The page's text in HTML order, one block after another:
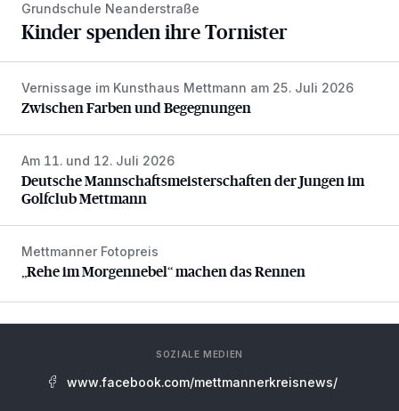
Grundschule Neanderstraße
Kinder spenden ihre Tornister
Zwischen Farben und Begegnungen
Vernissage im Kunsthaus Mettmann am 25. Juli 2026
Zwischen Farben und Begegnungen
Deutsche Mannschaftsmeisterschaften der Jungen im
Am 11. und 12. Juli 2026
Deutsche Mannschaftsmeisterschaften der Jungen im
Golfclub Mettmann
„Rehe im Morgennebel“ machen das Rennen
Mettmanner Fotopreis
„Rehe im Morgennebel“ machen das Rennen
SOZIALE MEDIEN
www.facebook.com/mettmannerkreisnews/